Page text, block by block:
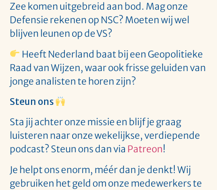
Zee komen uitgebreid aan bod. Mag onze
Defensie rekenen op NSC? Moeten wij wel
blijven leunen op de VS?
Heeft Nederland baat bij een Geopolitieke
Raad van Wijzen, waar ook frisse geluiden van
jonge analisten te horen zijn?
Steun ons
Sta jij achter onze missie en blijf je graag
luisteren naar onze wekelijkse, verdiepende
podcast? Steun ons dan via Patreon!
Je helpt ons enorm, méér dan je denkt! Wij
gebruiken het geld om onze medewerkers te